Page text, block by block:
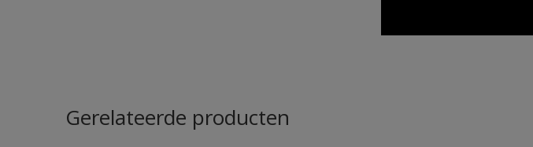
Gerelateerde producten